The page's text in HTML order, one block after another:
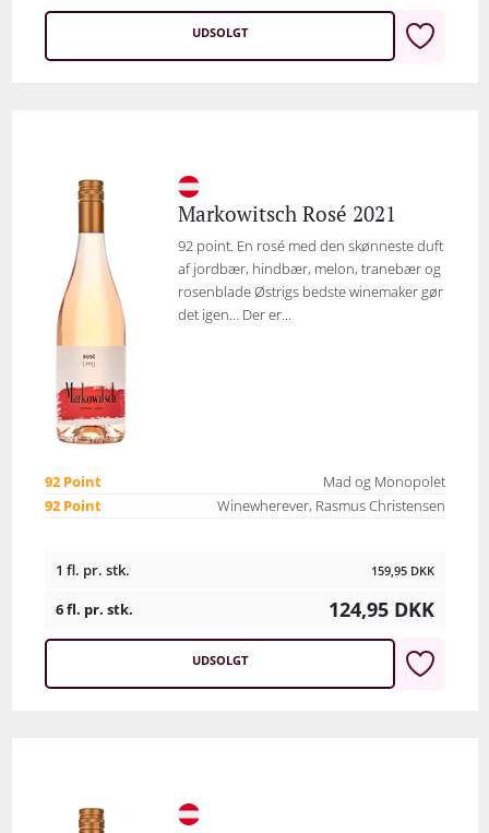
UDSOLGT
Markowitsch Rosé 2021
92 point. En rosé med den skønneste duft
af jordbær, hindbær, melon, tranebær og
rosenblade Østrigs bedste winemaker gør
det igen… Der er...
92 Point
Mad og Monopolet
92 Point
Winewherever, Rasmus Christensen
1 fl. pr. stk. 159,95 DKK
6 fl. pr. stk. 124,95 DKK
UDSOLGT